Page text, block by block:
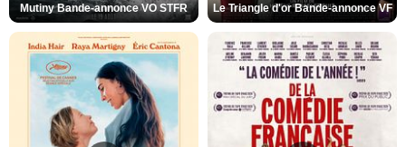
Mutiny Bande-annonce VO STFR Le Triangle d'or Bande-annonce VF